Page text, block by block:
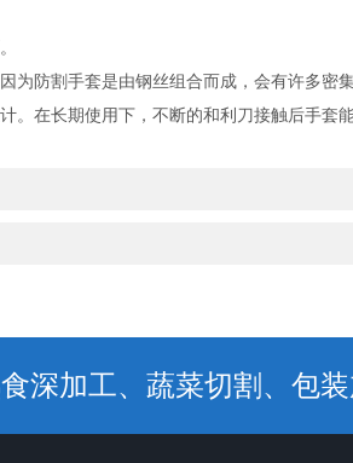
防割手套是由钢丝组合而成，会有许多密
在长期使用下，不断的和利刀接触后手套
深加工、蔬菜切割、包